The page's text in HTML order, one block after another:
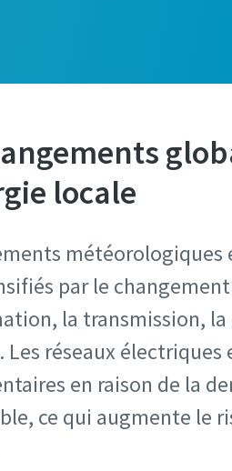
locale
météorologiques
par le
la transmission,
Les réseaux
en raison de la
ce qui augmente le